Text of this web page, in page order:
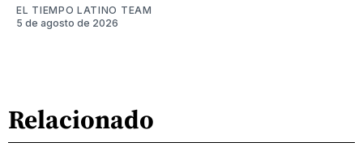
EL TIEMPO LATINO TEAM
5 de agosto de 2026
Relacionado